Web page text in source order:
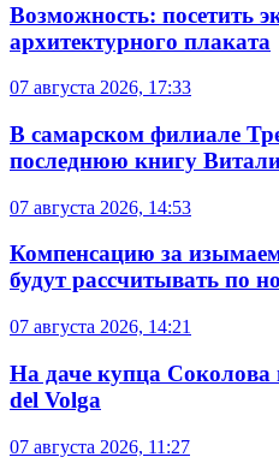
Возможность: посетить
архитектурного плаката
07 августа 2026, 17:33
В самарском филиале
последнюю книгу
07 августа 2026, 14:53
Компенсацию за
будут рассчитывать по
07 августа 2026, 14:21
На даче купца Соколова
del Volga
07 августа 2026, 11:27